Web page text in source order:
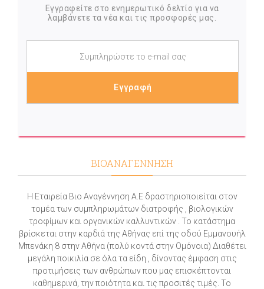
Εγγραφείτε στο ενημερωτικό δελτίο για να
λαμβάνετε τα νέα και τις προσφορές μας.
ΒΙΟΑΝΑΓΕΝΝΗΣΗ
Η Εταιρεία Βιο Αναγέννηση Α.Ε δραστηριοποιείται στον
τομέα των συμπληρωμάτων διατροφής , βιολογικών
τροφίμων και οργανικών καλλυντικών . Το κατάστημα
βρίσκεται στην καρδιά της Αθήνας επί της οδού Εμμανουήλ
Μπενάκη 8 στην Αθήνα (πολύ κοντά στην Ομόνοια) Διαθέτει
μεγάλη ποικιλία σε όλα τα είδη , δίνοντας έμφαση στις
προτιμήσεις των ανθρώπων που μας επισκέπτονται
καθημερινά, την ποιότητα και τις προσιτές τιμές. Το